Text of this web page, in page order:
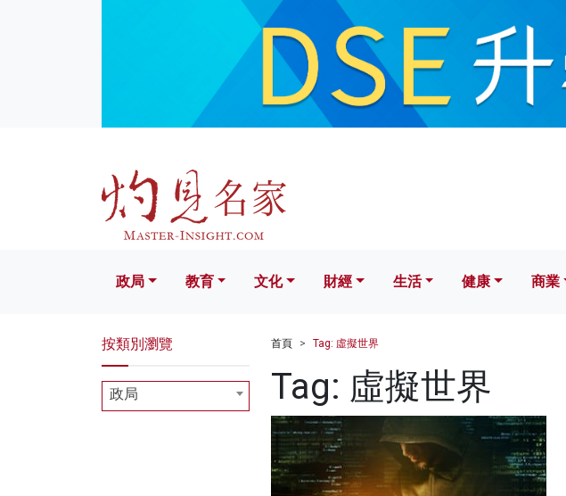
文化 財經 生活 健康
政局 教育 文化 財經 生活 健康 商業
首頁 Tag: 虛擬世界
Tag: 虛擬世界
按類別瀏覽
政局